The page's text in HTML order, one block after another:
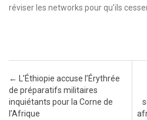
réviser les networks pour qu’ils
Post navigation
← L’Éthiopie accuse l’Érythrée
de préparatifs militaires
inquiétants pour la Corne de
l’Afrique